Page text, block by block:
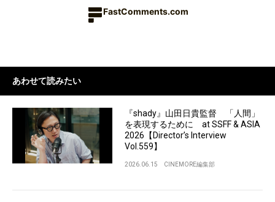
FastComments.com
あわせて読みたい
『shady』山田日貴監督 「人間」
を表現するために at SSFF & ASIA
2026【Director’s Interview
Vol.559】
2026.06.15 CINEMORE編集部